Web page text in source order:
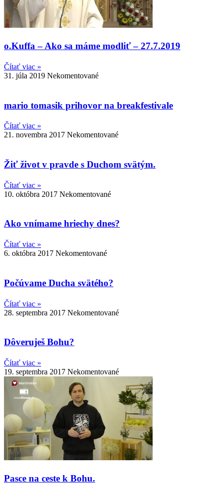
o.Kuffa – Ako sa máme modliť – 27.7.2019
Čítať viac »
31. júla 2019 Nekomentované
mario tomasik prihovor na breakfestivale
Čítať viac »
21. novembra 2017 Nekomentované
Žiť život v pravde s Duchom svätým.
Čítať viac »
10. októbra 2017 Nekomentované
Ako vnímame hriechy dnes?
Čítať viac »
6. októbra 2017 Nekomentované
Počúvame Ducha svätého?
Čítať viac »
28. septembra 2017 Nekomentované
Dôveruješ Bohu?
Čítať viac »
19. septembra 2017 Nekomentované
Pasce na ceste k Bohu.